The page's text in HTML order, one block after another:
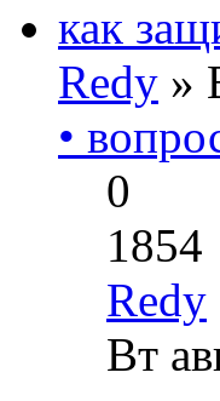
как
Redy »
•
0
1854
Redy
Вт